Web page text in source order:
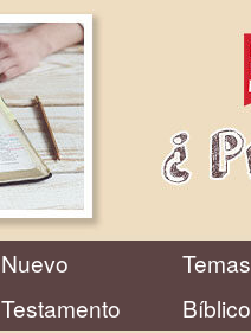
Nuevo
Testamento
Temas